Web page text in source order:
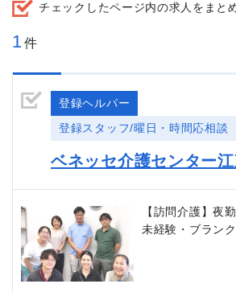
チェックしたページ内の求人をまと
1 件
登録ヘルパー
登録スタッフ/曜日・時間応相談
ベネッセ介護センター
【訪問介護】
未経験・ブラン